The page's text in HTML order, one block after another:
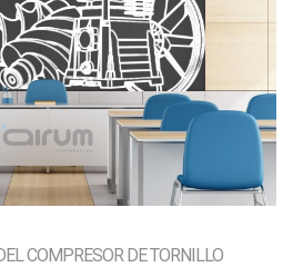
COMPRESOR DE TORNILLO